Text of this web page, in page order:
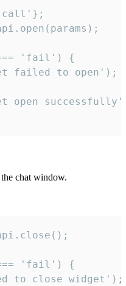
'call'};
'fail') {
failed to open');
open
chat window.
'fail') {
to close widget');